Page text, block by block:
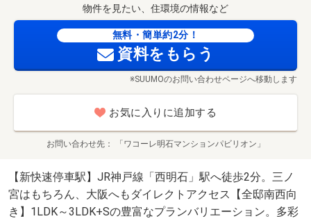
物件を見たい、住環境の情報など
無料・簡単約2分！
資料をもらう
※SUUMOのお問い合わせページへ移動します
お気に入りに追加する
お問い合わせ先 「ワコーレ明石マンションパビリオン」
【新快速停車駅】JR神戸線「西明石」駅へ徒歩2分。三ノ
宮はもちろん、大阪へもダイレクトアクセス【全邸南西向
き】1LDK～3LDK+Sの豊富なプランバリエーション。多彩